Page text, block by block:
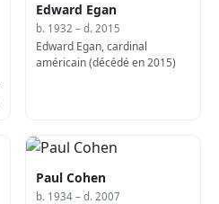
Edward Egan
b. 1932 – d. 2015
Edward Egan, cardinal
américain (décédé en 2015)
Paul Cohen
b. 1934 – d. 2007